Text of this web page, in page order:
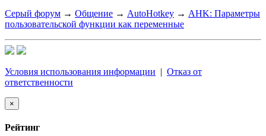
Серый форум → Общение → AutoHotkey → AHK: Параметры
пользовательской функции как переменные
Условия использования информации | Отказ от
ответственности
×
Рейтинг